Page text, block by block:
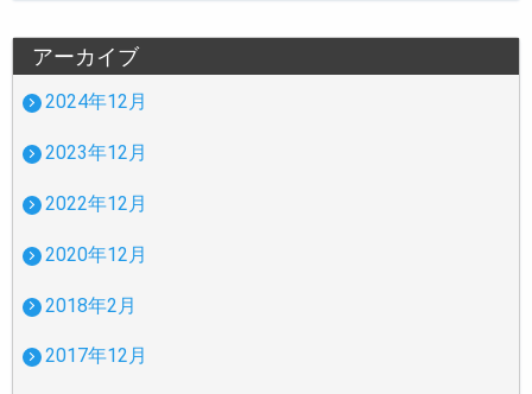
アーカイブ
2024年12月
2023年12月
2022年12月
2020年12月
2018年2月
2017年12月